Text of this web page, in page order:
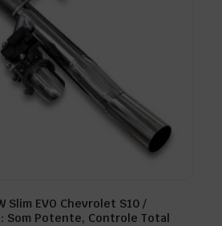
Slim EVO Chevrolet S10 /
Som Potente, Controle Total